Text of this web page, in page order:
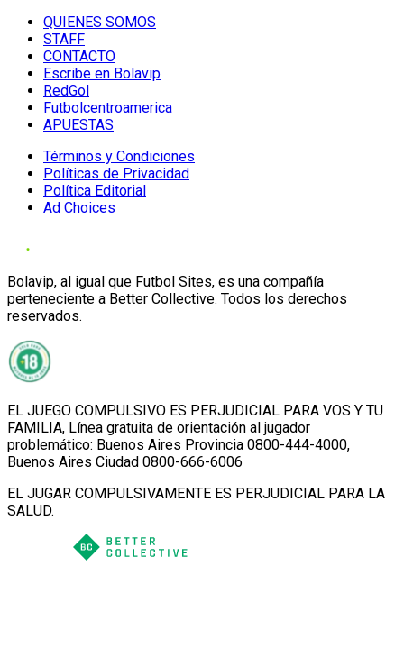
QUIENES SOMOS
STAFF
CONTACTO
Escribe en Bolavip
RedGol
Futbolcentroamerica
APUESTAS
Términos y Condiciones
Políticas de Privacidad
Política Editorial
Ad Choices
Bolavip, al igual que Futbol Sites, es una compañía
perteneciente a Better Collective. Todos los derechos
reservados.
EL JUEGO COMPULSIVO ES PERJUDICIAL PARA VOS Y TU
FAMILIA, Línea gratuita de orientación al jugador
problemático: Buenos Aires Provincia 0800-444-4000,
Buenos Aires Ciudad 0800-666-6006
EL JUGAR COMPULSIVAMENTE ES PERJUDICIAL PARA LA
SALUD.